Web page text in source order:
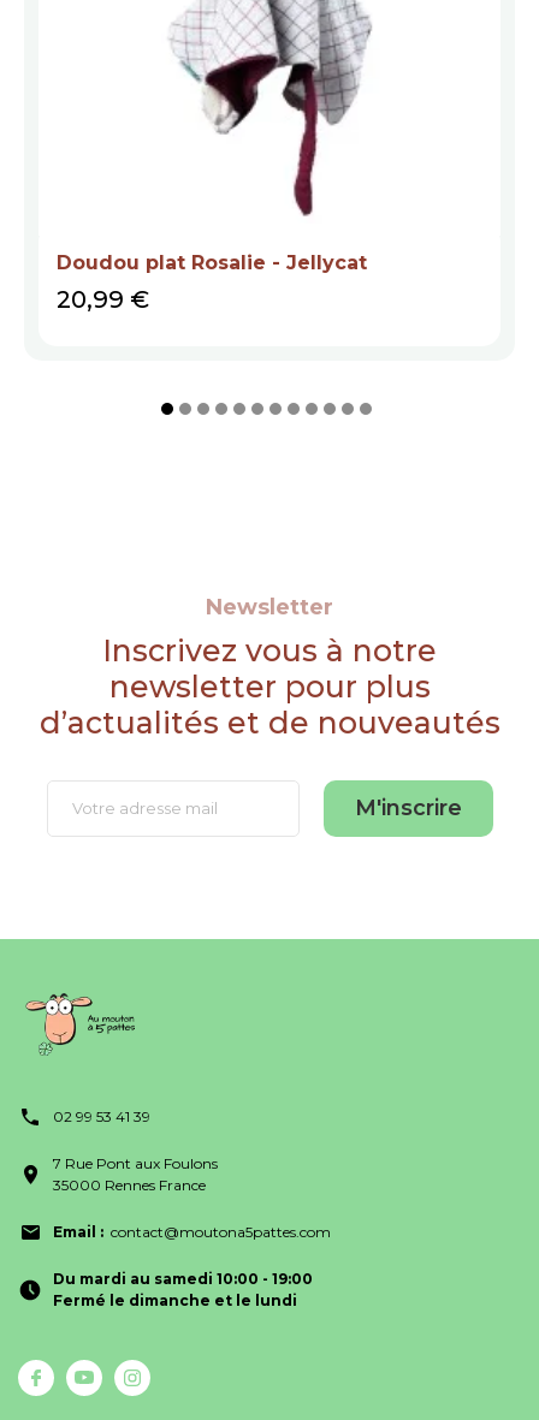
Doudou plat Rosalie - Jellycat
Prix
20,99 €
Newsletter
Inscrivez vous à notre
newsletter pour plus
d’actualités et de nouveautés
M'inscrire
02 99 53 41 39
7 Rue Pont aux Foulons
35000 Rennes France
Email : contact@moutona5pattes.com
Du mardi au samedi 10:00 - 19:00
Fermé le dimanche et le lundi